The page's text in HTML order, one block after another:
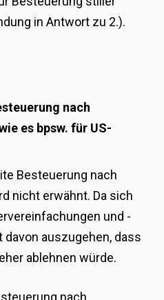
in Antwort zu 2.).
nach
es bpsw. für US-
Besteuerung nach
nicht erwähnt. Da sich
und -
auszugehen, dass
ablehnen würde.
nach